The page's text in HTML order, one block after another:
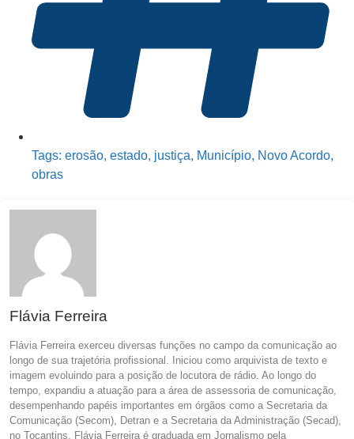
Tags: erosão, estado, justiça, Município, Novo Acordo,
obras
Flávia Ferreira
Flávia Ferreira exerceu diversas funções no campo da comunicação ao
longo de sua trajetória profissional. Iniciou como arquivista de texto e
imagem evoluindo para a posição de locutora de rádio. Ao longo do
tempo, expandiu a atuação para a área de assessoria de comunicação,
desempenhando papéis importantes em órgãos como a Secretaria da
Comunicação (Secom), Detran e a Secretaria da Administração (Secad),
no Tocantins. Flávia Ferreira é graduada em Jornalismo pela